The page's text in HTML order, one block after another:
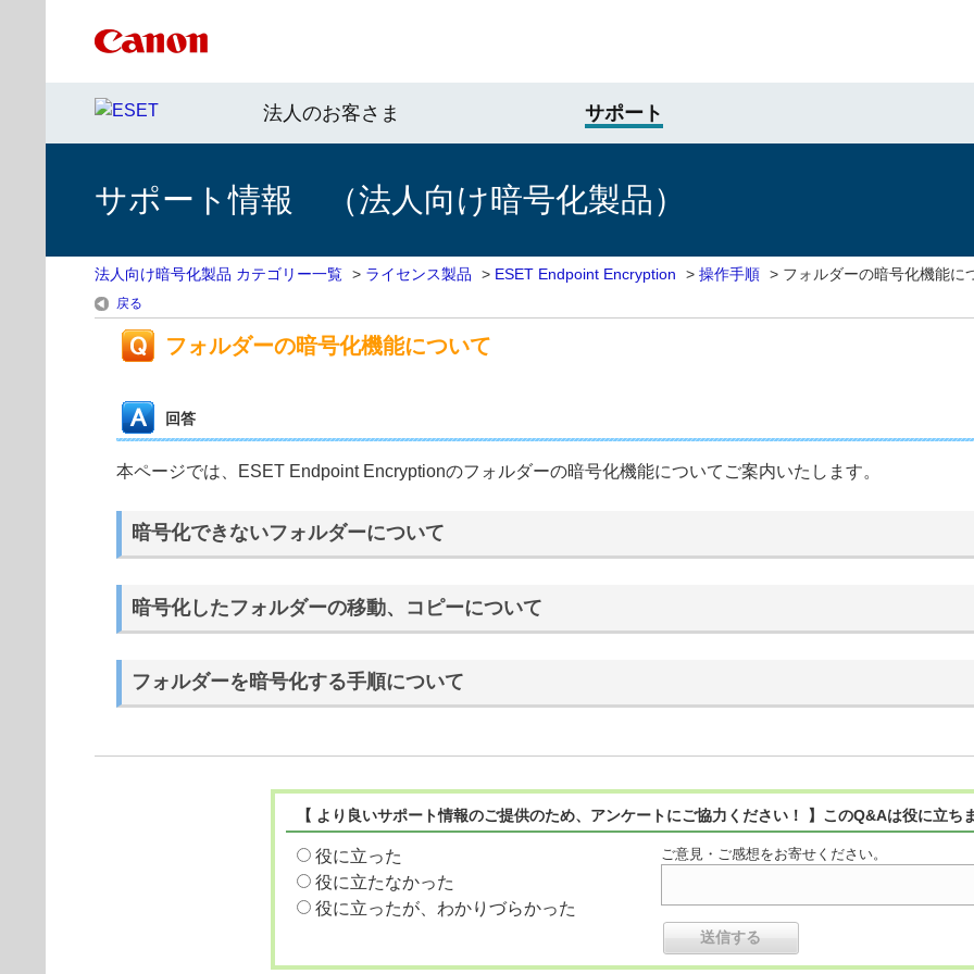
法人のお客さま サポート
サポート情報 （法人向け暗号化製品）
法人向け暗号化製品 カテゴリー一覧 > ライセンス製品 > ESET Endpoint Encryption > 操作手順 > フォルダーの暗号化機能に
戻る
フォルダーの暗号化機能について
回答
本ページでは、ESET Endpoint Encryptionのフォルダーの暗号化機能についてご案内いたします。
暗号化できないフォルダーについて
暗号化したフォルダーの移動、コピーについて
フォルダーを暗号化する手順について
【 より良いサポート情報のご提供のため、アンケートにご協力ください！ 】このQ&Aは役に立ち
役に立った
役に立たなかった
役に立ったが、わかりづらかった
ご意見・ご感想をお寄せください。